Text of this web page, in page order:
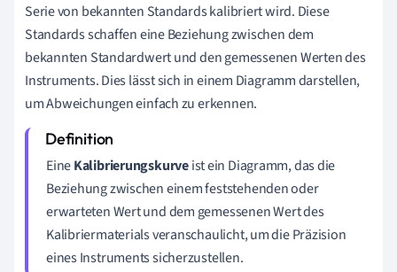
Serie von bekannten Standards kalibriert wird. Diese
Standards schaffen eine Beziehung zwischen dem
bekannten Standardwert und den gemessenen Werten des
Instruments. Dies lässt sich in einem Diagramm darstellen,
um Abweichungen einfach zu erkennen.
EineKalibrierungskurveist ein Diagramm, das die
Beziehung zwischen einem feststehenden oder
erwarteten Wert und dem gemessenen Wert des
Kalibriermaterials veranschaulicht, um die Präzision
eines Instruments sicherzustellen.